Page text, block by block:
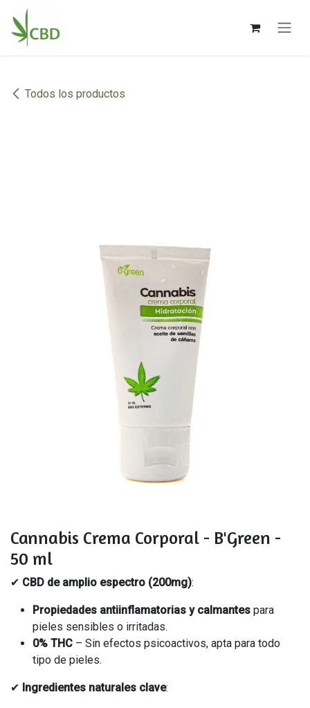
Ir al contenido
Todos los productos
Cannabis Crema Corporal - B'Green -
50 ml
✔ CBD de amplio espectro (200mg):
Propiedades antiinflamatorias y calmantes para
pieles sensibles o irritadas.
0% THC – Sin efectos psicoactivos, apta para todo
tipo de pieles.
✔ Ingredientes naturales clave: